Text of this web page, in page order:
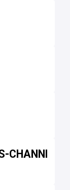
CHANNEL